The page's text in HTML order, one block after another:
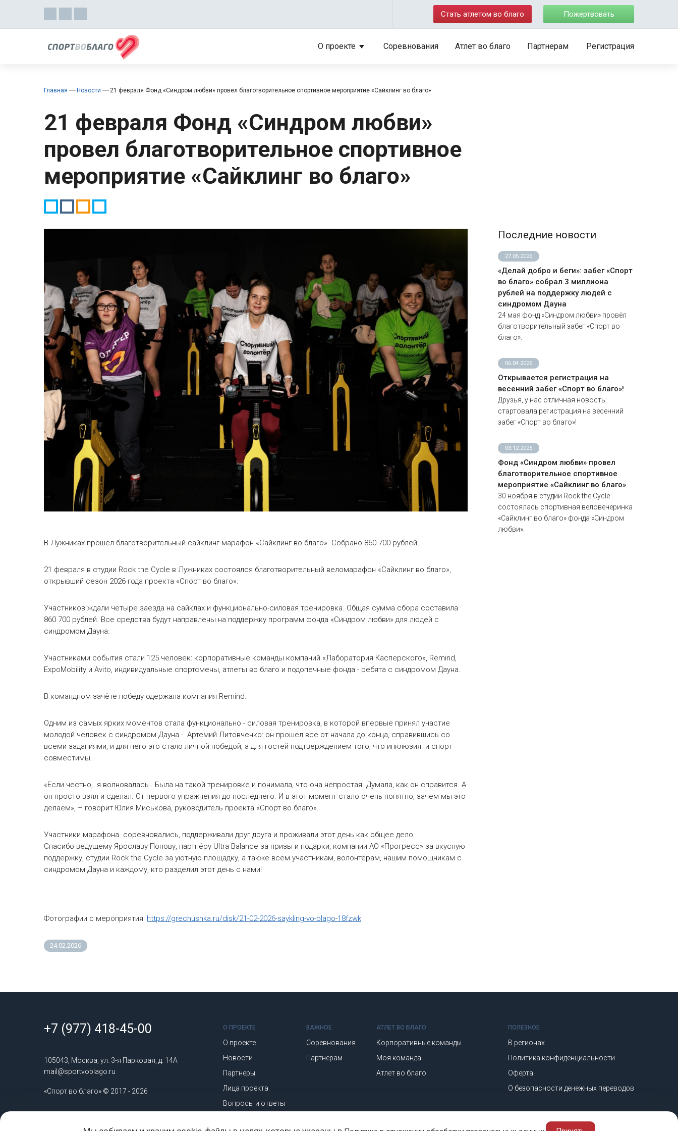
Стать атлетом во благо Пожертвовать
О проекте Соревнования Атлет во благо Партнерам Регистрация
Главная Новости 21 февраля Фонд «Синдром любви» провел благотворительное спортивное мероприятие «Сайклинг во благо»
21 февраля Фонд «Синдром любви»
провел благотворительное спортивное
мероприятие «Сайклинг во благо»
В Лужниках прошёл благотворительный сайклинг-марафон «Сайклинг во благо». Собрано 860 700 рублей.
21 февраля в студии Rock the Cycle в Лужниках состоялся благотворительный веломарафон «Сайклинг во благо»,
открывший сезон 2026 года проекта «Спорт во благо».
Участников ждали четыре заезда на сайклах и функционально-силовая тренировка. Общая сумма сбора составила
860 700 рублей. Все средства будут направлены на поддержку программ фонда «Синдром любви» для людей с
синдромом Дауна.
Участниками события стали 125 человек: корпоративные команды компаний «Лаборатория Касперского», Remind,
ExpoMobility и Avito, индивидуальные спортсмены, атлеты во благо и подопечные фонда - ребята с синдромом Дауна.
В командном зачёте победу одержала компания Remind.
Одним из самых ярких моментов стала функционально - силовая тренировка, в которой впервые принял участие
молодой человек с синдромом Дауна - Артемий Литовченко: он прошёл всё от начала до конца, справившись со
всеми заданиями, и для него это стало личной победой, а для гостей подтверждением того, что инклюзия и спорт
совместимы.
«Если честно, я волновалась . Была на такой тренировке и понимала, что она непростая. Думала, как он справится. А
он просто взял и сделал. От первого упражнения до последнего. И в этот момент стало очень понятно, зачем мы это
делаем», – говорит Юлия Миськова, руководитель проекта «Спорт во благо».
Участники марафона соревновались, поддерживали друг друга и проживали этот день как общее дело.
Спасибо ведущему Ярославу Попову, партнёру Ultra Balance за призы и подарки, компании АО «Прогресс» за вкусную
поддержку, студии Rock the Cycle за уютную площадку, а также всем участникам, волонтёрам, нашим помощникам с
синдромом Дауна и каждому, кто разделил этот день с нами!
Фотографии с мероприятия: https://grechushka.ru/disk/21-02-2026-saykling-vo-blago-18fzwk
24.02.2026
Последние новости
27.05.2026
«Делай добро и беги»: забег «Спорт
во благо» собрал 3 миллиона
рублей на поддержку людей с
синдромом Дауна
24 мая фонд «Синдром любви» провёл
благотворительный забег «Спорт во
благо».
06.04.2026
Открывается регистрация на
весенний забег «Спорт во благо»!
Друзья, у нас отличная новость:
стартовала регистрация на весенний
забег «Спорт во благо»!
03.12.2025
Фонд «Синдром любви» провел
благотворительное спортивное
мероприятие «Сайклинг во благо»
30 ноября в студии Rock the Cycle
состоялась спортивная веловечеринка
«Сайклинг во благо» фонда «Синдром
любви».
+7 (977) 418-45-00
105043, Москва, ул. 3-я Парковая, д. 14А
mail@sportvoblago.ru
«Спорт во благо» © 2017 - 2026
О ПРОЕКТЕ
О проекте
Новости
Партнеры
Лица проекта
Вопросы и ответы
ВАЖНОЕ
Соревнования
Партнерам
АТЛЕТ ВО БЛАГО
Корпоративные команды
Моя команда
Атлет во благо
ПОЛЕЗНОЕ
В регионах
Политика конфиденциальности
Оферта
О безопасности денежных переводов